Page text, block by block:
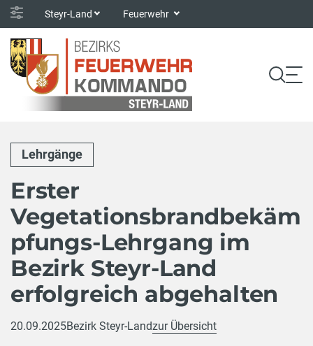
Steyr-Land Feuerwehr
Lehrgänge
Erster
Vegetationsbrandbekäm
pfungs-Lehrgang im
Bezirk Steyr-Land
erfolgreich abgehalten
20.09.2025Bezirk Steyr-Landzur Übersicht